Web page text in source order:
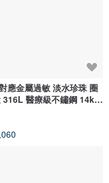
應金屬過敏 淡水珍珠 圈
316L 醫療級不鏽鋼 14k
防過敏